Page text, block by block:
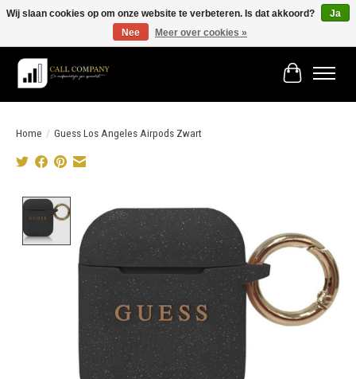
Vóór 19:00 besteld morgen in huis!
Winkelwagen
Home / Guess Los Angeles Airpods Zwart
Product image slideshow Items
Wij slaan cookies op om onze website te verbeteren. Is dat akkoord?
Ja
Nee
Meer over cookies »